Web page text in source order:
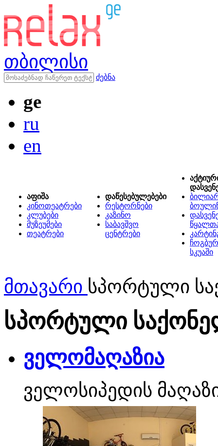
თბილისი
ძებნა
ge
ru
en
აფიშა
კინოთეატრები
კლუბები
მუზეუმები
თეატრები
დაწესებულებები
რესტორნები
კაზინო
საბავშვო
ცენტრები
სკუაში
მთავარი სპორტული
სპორტული
ველომაღაზია
ველოსიპედის